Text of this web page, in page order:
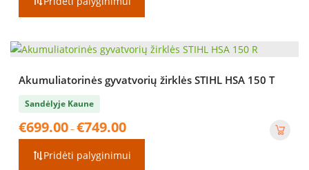
Akumuliatorinės gyvatvorių žirklės STIHL HSA 150 T
Sandėlyje Kaune
€699.00–€749.00
€699.00
through
Pridėti palyginimui